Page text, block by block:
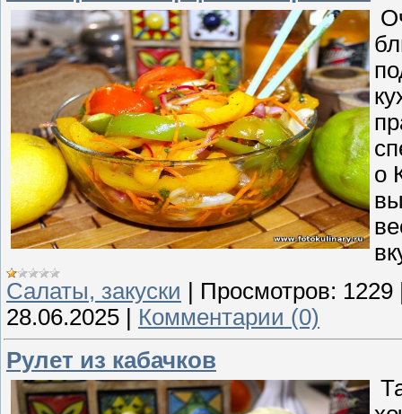
о
Cалаты, закуски
Просмотров: 1229
28.06.2025
Комментарии (0)
Рулет из кабачков